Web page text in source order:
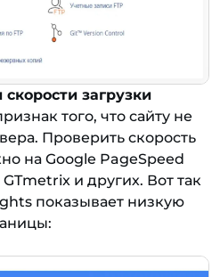
загрузки
того, что сайту не
Проверить скорость
на Google PageSpeed
и других. Вот так
показывает низкую